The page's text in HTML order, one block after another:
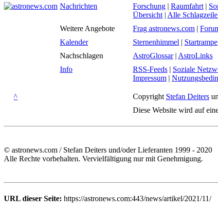
Nachrichten Forschung | Raumfahrt |
Übersicht | Alle
Weitere Angebote
Frag astronews.com |
Kalender
Sternenhimmel | Startrampe
Nachschlagen
AstroGlossar| AstroLinks
Info
RSS-Feeds | Soziale
Impressum |
^ Copyright Stefan Deiters
Diese Website wird auf
© astronews.com / Stefan Deiters und/oder Lieferanten 1999 - 2020
Alle Rechte vorbehalten. Vervielfältigung nur mit Genehmigung.
URL dieser Seite: https://astronews.com:443/news/artikel/2021/11/